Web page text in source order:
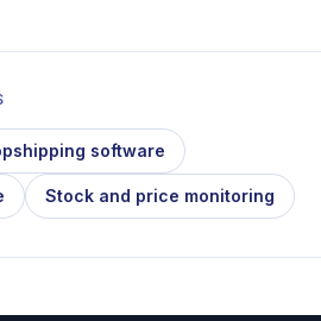
software
Stock and price monitoring